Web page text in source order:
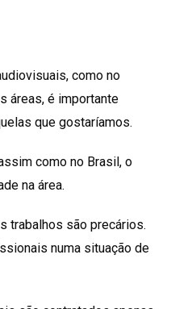
como no
áreas, é importante
que gostaríamos.
como no Brasil, o
na área.
trabalhos são precários.
numa situação de